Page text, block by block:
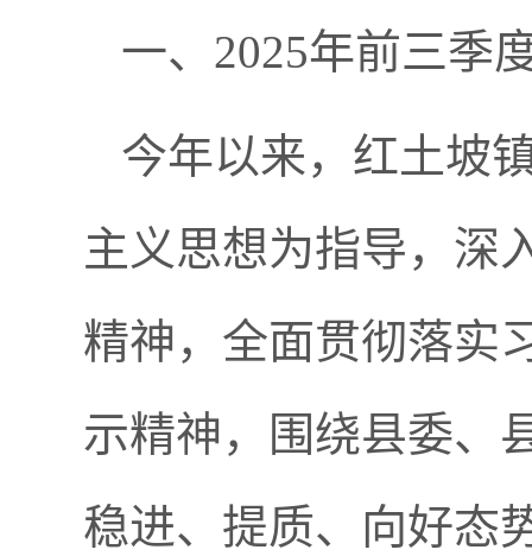
一、 2025年前三季
今年以来，红土坡
主义思想为指导， 深
精神，全面贯彻落实
示精神，
围绕县委、
稳进、提质、向好态